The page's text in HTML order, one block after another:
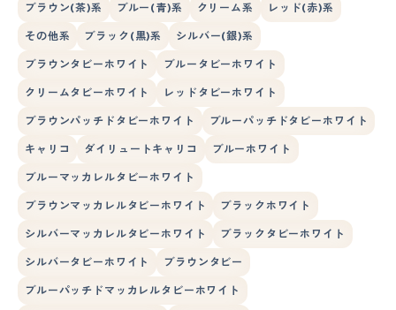
ブラウン(茶)系 ブルー(青)系 クリーム系 レッド(赤)系
その他系 ブラック(黒)系 シルバー(銀)系
ブラウンタビーホワイト ブルータビーホワイト
クリームタビーホワイト レッドタビーホワイト
ブラウンパッチドタビーホワイト ブルーパッチドタビーホワイト
キャリコ ダイリュートキャリコ ブルーホワイト
ブルーマッカレルタビーホワイト
ブラウンマッカレルタビーホワイト ブラックホワイト
シルバーマッカレルタビーホワイト ブラックタビーホワイト
シルバータビーホワイト ブラウンタビー
ブルーパッチドマッカレルタビーホワイト